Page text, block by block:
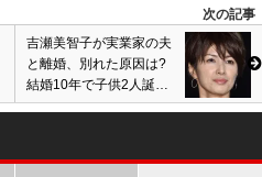
4 2
次の記事
吉瀬美智子が実業家の夫
と離婚、別れた原因は?
結婚10年で子供2人誕
生、夫婦円満イメージ